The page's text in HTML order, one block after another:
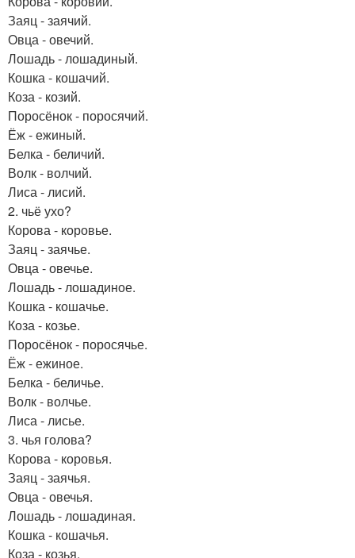
Заяц - заячий.
Овца - овечий.
Лошадь - лошадиный.
Кошка - кошачий.
Коза - козий.
Поросёнок - поросячий.
Ёж - ежиный.
Белка - беличий.
Волк - волчий.
Лиса - лисий.
2. чьё ухо?
Корова - коровье.
Заяц - заячье.
Овца - овечье.
Лошадь - лошадиное.
Кошка - кошачье.
Коза - козье.
Поросёнок - поросячье.
Ёж - ежиное.
Белка - беличье.
Волк - волчье.
Лиса - лисье.
3. чья голова?
Корова - коровья.
Заяц - заячья.
Овца - овечья.
Лошадь - лошадиная.
Кошка - кошачья.
Коза - козья.